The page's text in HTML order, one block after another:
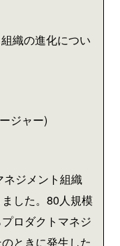
織の進化につい
ジャー)
ジメント組織
した。80人規模
ロダクトマネジ
ときに発生した